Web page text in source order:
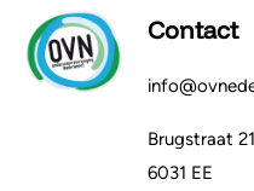
Contact
Brugstraat 21
6031 EE